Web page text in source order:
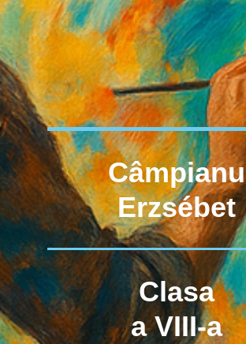
Câmpianu
Erzsébet
Clasa
a VIII-a